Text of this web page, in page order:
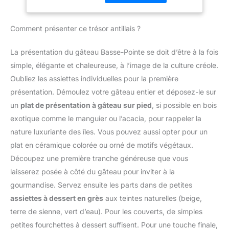
coupe-faim exotique ! 👍
SACHET RECYCLABLE
250 G - Nos fruits secs
un généreux sachet
Profitez d'un rapport
qualité/prix imbattable
pour régaler famille et
amis. ☀️ 🇫🇷 MARQUE
une PME familiale
indépendante, spécialiste
des fruits secs depuis
plus de 40 ans.
Convivialité, plaisir et
goût des produits
naturels sont notre
métier ! Nourris d’un
soleil généreux, nos
produits sont
RANGER : Sa taille
compacte facilite le
rangement - idéal pour
RÉPARABLE PENDANT 15
ANS À UN PRIX
RAISONNABLE : Nous
vous recommandons de
faire réparer votre produit
dans notre réseau de 6
200 centres de
réparation dans le
monde entier pour qu'il
seul bouton facile à
et une fonction
pulsepour répondre à
tous vos besoins en
matière de pâtisserie.
S'ADAPTE ATOUS VOS
BESOINS EN PÂTISSERIE
: 3 outils essentiels - un
batteur pour les gâteaux
et un crochet pétrinpour
les brioches et les pâtes
brisées. FACILE À
compacte facilite le
rangement - idéal pour
toute cuisine, du
comptoir au placard.
Comment présenter ce trésor antillais ?
La présentation du gâteau Basse-Pointe se doit d’être à la fois
simple, élégante et chaleureuse, à l’image de la culture créole.
Oubliez les assiettes individuelles pour la première
présentation. Démoulez votre gâteau entier et déposez-le sur
un plat de présentation à gâteau sur pied , si possible en bois
exotique comme le manguier ou l’acacia, pour rappeler la
nature luxuriante des îles. Vous pouvez aussi opter pour un
plat en céramique colorée ou orné de motifs végétaux.
Découpez une première tranche généreuse que vous
laisserez posée à côté du gâteau pour inviter à la
gourmandise. Servez ensuite les parts dans de petites
assiettes à dessert en grès aux teintes naturelles (beige,
terre de sienne, vert d’eau). Pour les couverts, de simples
petites fourchettes à dessert suffisent. Pour une touche finale,